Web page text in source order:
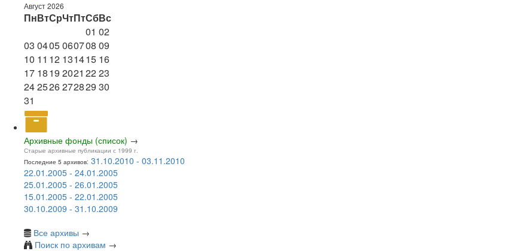
Август 2026
ПнВтСрЧтПтСбВс
01 02
03 0405060708 09
10 11 12 131415 16
17 1819 2021 2223
242526272829 30
31
Архивные фонды (список) →
Старые архивные публикации с 1999 г.
Последние 5 архивов: 31.10.2010 - 03.11.2010
22.01.2005 - 24.01.2005
25.01.2005 - 26.01.2005
15.01.2005 - 22.01.2005
30.10.2009 - 31.10.2009
Все архивы →
Поиск по архивам →